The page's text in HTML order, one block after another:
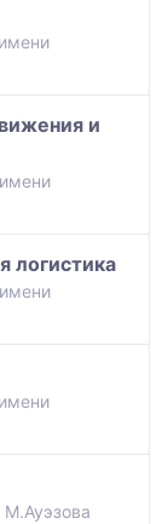
и
логистика